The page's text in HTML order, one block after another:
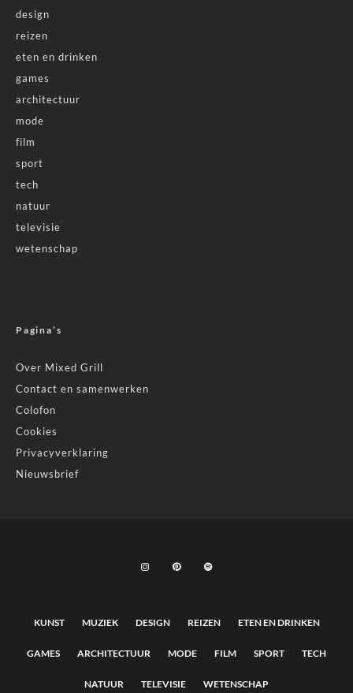
design
reizen
eten en drinken
games
architectuur
mode
film
sport
tech
natuur
televisie
wetenschap
Pagina’s
Over Mixed Grill
Contact en samenwerken
Colofon
Cookies
Privacyverklaring
Nieuwsbrief
KUNST MUZIEK DESIGN REIZEN ETEN EN DRINKEN
GAMES ARCHITECTUUR MODE FILM SPORT TECH
NATUUR TELEVISIE WETENSCHAP